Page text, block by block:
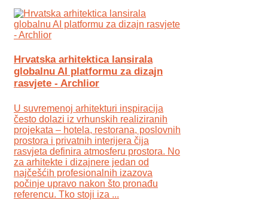
Hrvatska arhitektica lansirala
globalnu AI platformu za dizajn
rasvjete - Archlior
U suvremenoj arhitekturi inspiracija
često dolazi iz vrhunskih realiziranih
projekata – hotela, restorana, poslovnih
prostora i privatnih interijera čija
rasvjeta definira atmosferu prostora. No
za arhitekte i dizajnere jedan od
najčešćih profesionalnih izazova
počinje upravo nakon što pronađu
referencu. Tko stoji iza ...